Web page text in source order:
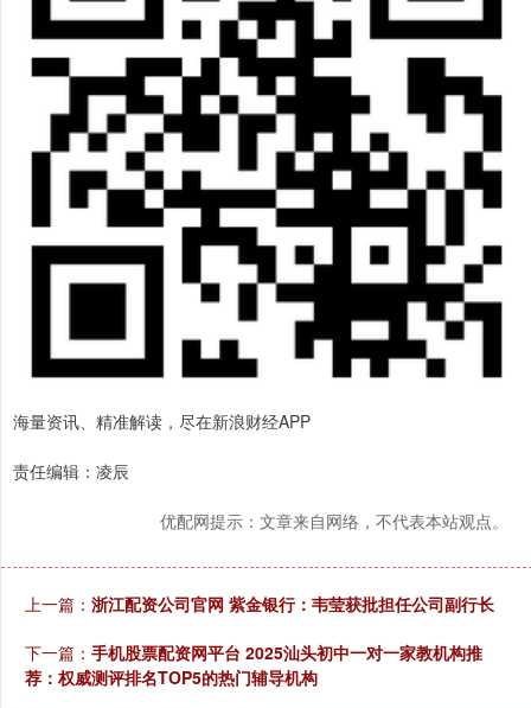
海量资讯、精准解读，尽在新浪财经APP
责任编辑：凌辰
优配网提示：文章来自网络，不代表本站观点。
上一篇： 浙江配资公司官网 紫金银行：韦莹获批担任公司副行长
下一篇： 手机股票配资网平台 2025汕头初中一对一家教机构推
荐：权威测评排名TOP5的热门辅导机构